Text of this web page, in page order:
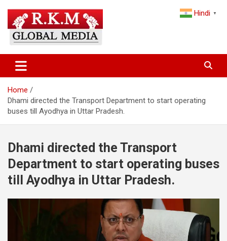
content
Latest Hindi News & Breaking
News – RKM Global Media
and the World
Home
Dhami directed the Transport Department to start operating
buses till Ayodhya in Uttar Pradesh.
Dhami directed the Transport
Department to start operating buses
till Ayodhya in Uttar Pradesh.
Hindi ▼